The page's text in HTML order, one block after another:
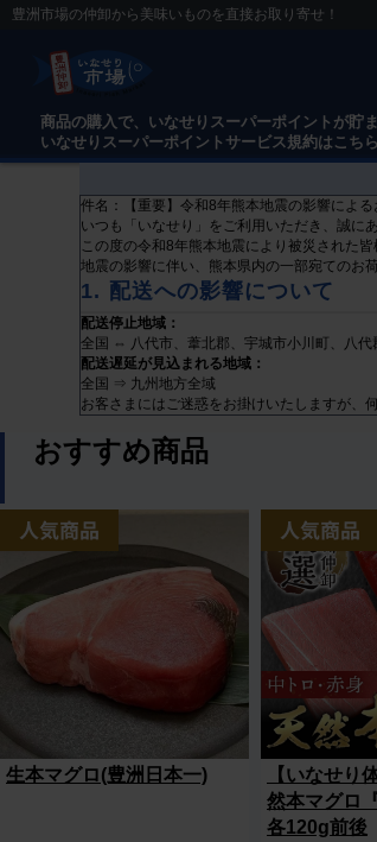
豊洲市場の仲卸から美味いものを直接お取り寄せ！
商品の購入で、いなせりスーパーポイントが貯
いなせりスーパーポイントサービス規約はこちら
件名：【重要】令和8年熊本地震の影響によ
いつも「いなせり」をご利用いただき、誠に
この度の令和8年熊本地震により被災された
地震の影響に伴い、熊本県内の一部宛てのお
1. 配送への影響について
配送停止地域：
全国 ⇔ 八代市、葦北郡、宇城市小川町、八代
配送遅延が見込まれる地域：
全国 ⇒ 九州地方全域
お客さまにはご迷惑をお掛けいたしますが、
おすすめ商品
生本マグロ(豊洲日本一)
【いなせり
然本マグロ
各120g前後